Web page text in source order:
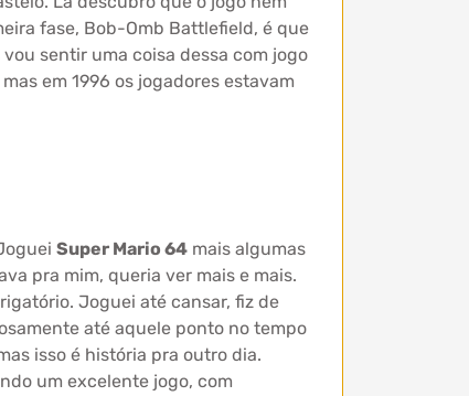
fase, Bob-Omb Battlefield, é que
sentir uma coisa dessa com jogo
em 1996 os jogadores estavam
Super Mario 64 mais algumas
pra mim, queria ver mais e mais.
Joguei até cansar, fiz de
até aquele ponto no tempo
isso é história pra outro dia.
um excelente jogo, com